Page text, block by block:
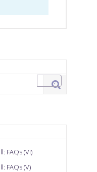
FAQs (VI)
FAQs (V)